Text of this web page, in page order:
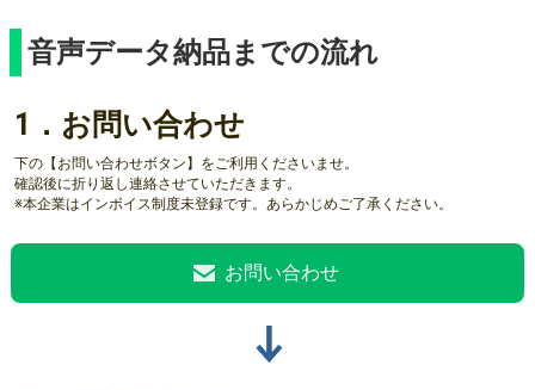
音声データ納品までの流れ
1．お問い合わせ
下の【お問い合わせボタン】をご利用くださいませ。
確認後に折り返し連絡させていただきます。
※本企業はインボイス制度未登録です。あらかじめご了承ください。
お問い合わせ
↓